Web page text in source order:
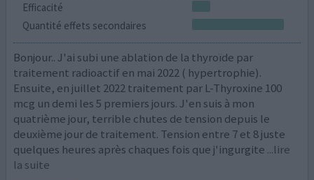
Efficacité
Quantité effets secondaires
Bonjour.. J'ai subi une ablation de la thyroïde par
traitement radioactif en mai 2022 ( hypertrophie).
Ensuite, en juillet 2022 traitement par L-Thyroxine 100
mcg un demi les 5 premiers jours. J'en suis à mon
quatrième jour, terrible chutes de tension depuis le
deuxième jour de traitement. Tension entre 7 et 8 juste
quelques heures après chaques fois que j'ingurgite ...lire
la suite